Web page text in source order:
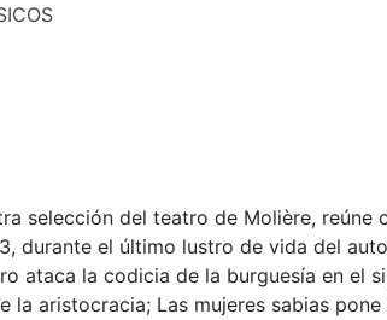
selección del teatro de Molière, reúne
durante el último lustro de vida del
ataca la codicia de la burguesía en el
aristocracia; Las mujeres sabias